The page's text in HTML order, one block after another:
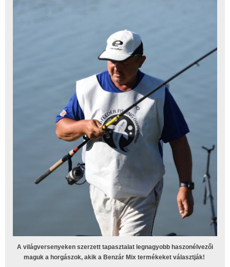
A világversenyeken szerzett tapasztalat legnagyobb haszonélvezői
maguk a horgászok, akik a Benzár Mix termékeket választják!